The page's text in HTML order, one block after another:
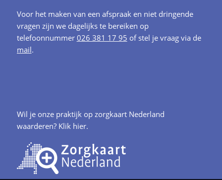
Voor het maken van een afspraak en niet dringende
vragen zijn we dagelijks te bereiken op
telefoonnummer 026 381 17 95 of stel je vraag via de
mail.
Wil je onze praktijk op zorgkaart Nederland
waarderen? Klik hier.